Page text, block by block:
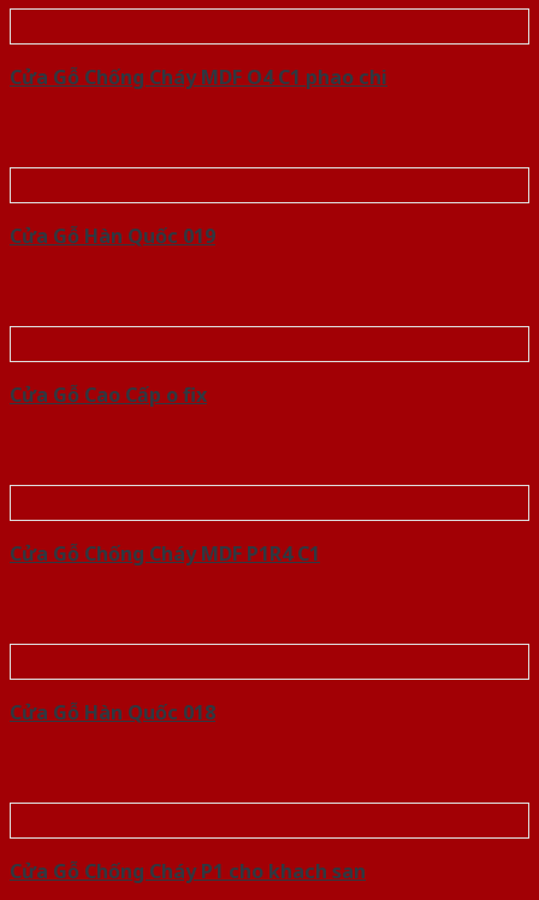
Cửa Gỗ Chống Cháy MDF O4 C1 phao chi
Cửa Gỗ Hàn Quốc 019
Cửa Gỗ Cao Cấp o fix
Cửa Gỗ Chống Cháy MDF P1R4 C1
Cửa Gỗ Hàn Quốc 018
Cửa Gỗ Chống Cháy P1 cho khach san